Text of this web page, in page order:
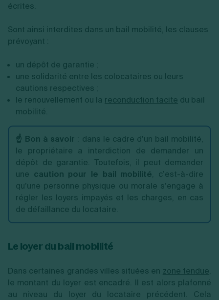
écrites.
Sont ainsi interdites dans un bail mobilité, les clauses
prévoyant :
un dépôt de garantie ;
une solidarité entre les colocataires ou leurs
cautions respectives ;
le renouvellement ou la reconduction tacite du bail
mobilité.
☝️ Bon à savoir : dans le cadre d’un bail mobilité,
le propriétaire a interdiction de demander un
dépôt de garantie. Toutefois, il peut demander
une caution pour le bail mobilité, c’est-à-dire
qu’une personne physique ou morale s’engage à
régler les loyers impayés et les charges, en cas
de défaillance du locataire.
Le loyer du bail mobilité
Dans certaines grandes villes situées en zone tendue,
le montant du loyer est encadré. Il est alors plafonné
au niveau du loyer du locataire précédent. Cela